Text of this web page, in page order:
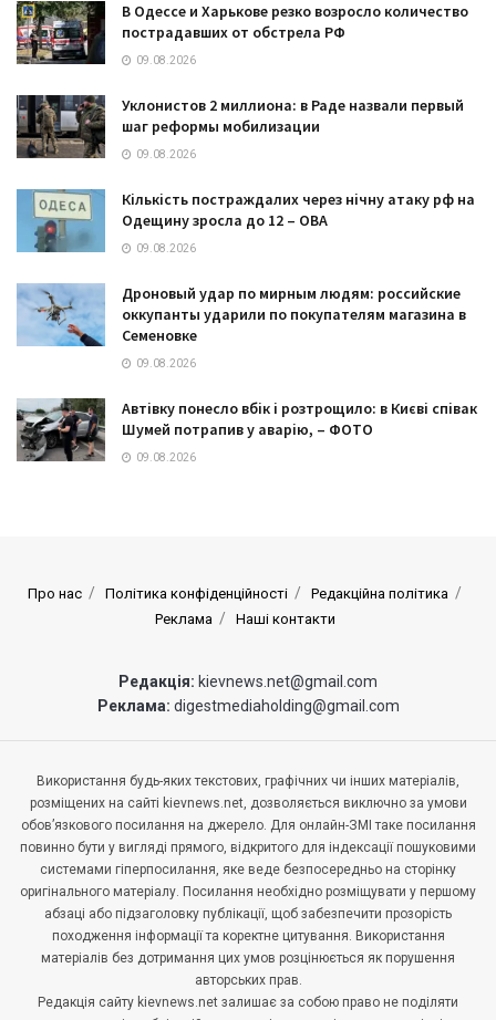
В Одессе и Харькове резко возросло количество
пострадавших от обстрела РФ
09.08.2026
Уклонистов 2 миллиона: в Раде назвали первый
шаг реформы мобилизации
09.08.2026
Кількість постраждалих через нічну атаку рф на
Одещину зросла до 12 – ОВА
09.08.2026
Дроновый удар по мирным людям: российские
оккупанты ударили по покупателям магазина в
Семеновке
09.08.2026
Автівку понесло вбік і розтрощило: в Києві співак
Шумей потрапив у аварію, – ФОТО
09.08.2026
Про нас Політика конфіденційності
Редакційна політика
Реклама
Наші контакти
Редакція: kievnews.net@gmail.com
Реклама: digestmediaholding@gmail.com
Використання будь-яких текстових, графічних чи інших матеріалів,
розміщених на сайті kievnews.net, дозволяється виключно за умови
обов’язкового посилання на джерело. Для онлайн-ЗМІ таке посилання
повинно бути у вигляді прямого, відкритого для індексації пошуковими
системами гіперпосилання, яке веде безпосередньо на сторінку
оригінального матеріалу. Посилання необхідно розміщувати у першому
абзаці або підзаголовку публікації, щоб забезпечити прозорість
походження інформації та коректне цитування. Використання
матеріалів без дотримання цих умов розцінюється як порушення
авторських прав.
Редакція сайту kievnews.net залишає за собою право не поділяти